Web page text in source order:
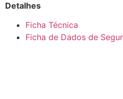
Detalhes
Ficha Técnica
Ficha de Dados de